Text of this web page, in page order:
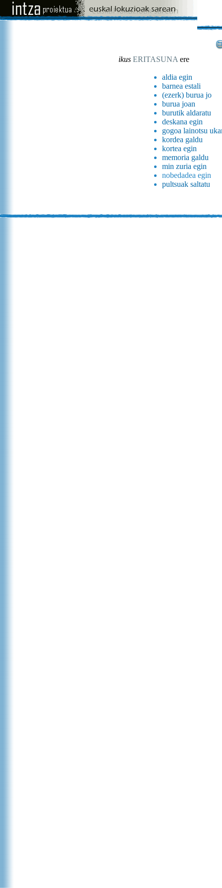
ikus ERITASUNA ere
aldia egin
barnea estali
(ezerk) burua jo
burua joan
burutik aldaratu
deskana egin
gogoa lainotsu
kordea galdu
kortea egin
memoria galdu
min zuria egin
nobedadea egin
pultsuak saltatu